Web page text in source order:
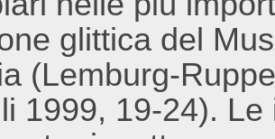
glittica del
(Lemburg-
1999, 19-24).